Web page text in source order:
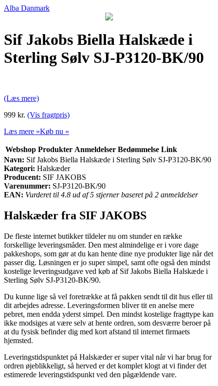
Alba Danmark
Sif Jakobs Biella Halskæde i
Sterling Sølv SJ-P3120-BK/90
(Læs mere)
999 kr. (Vis fragtpris)
Læs mere »Køb nu »
Webshop Produkter Anmeldelser Bedømmelse Link
Navn: Sif Jakobs Biella Halskæde i Sterling Sølv SJ-P3120-BK/90
Kategori: Halskæder
Producent: SIF JAKOBS
Varenummer: SJ-P3120-BK/90
EAN: Vurderet til 4.8 ud af 5 stjerner baseret på 2 anmeldelser
Halskæder fra SIF JAKOBS
De fleste internet butikker tildeler nu om stunder en række
forskellige leveringsmåder. Den mest almindelige er i vore dage
pakkeshops, som gør at du kan hente dine nye produkter lige når det
passer dig. Løsningen er jo super simpel, samt ofte også den mindst
kostelige leveringsudgave ved køb af Sif Jakobs Biella Halskæde i
Sterling Sølv SJ-P3120-BK/90.
Du kunne lige så vel foretrække at få pakken sendt til dit hus eller til
dit arbejdes adresse. Leveringsformen bliver tit en anelse mere
pebret, men endda yderst simpel. Den mindst kostelige fragttype kan
ikke modsiges at være selv at hente ordren, som desværre beroer på
at du fysisk befinder dig med kort afstand til internet firmaets
hjemsted.
Leveringstidspunktet på Halskæder er super vital når vi har brug for
ordren øjeblikkeligt, så herved er det komplet klogt at vi finder det
estimerede leveringstidspunkt ved den pågældende vare.